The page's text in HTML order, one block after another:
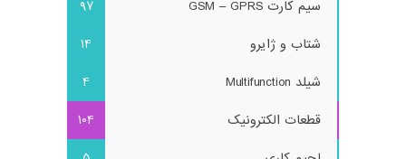
سیم کارت GSM – GPRS
97
شتاب و ژایرو
14
شیلد Multifunction
4
قطعات الکترونیک
104